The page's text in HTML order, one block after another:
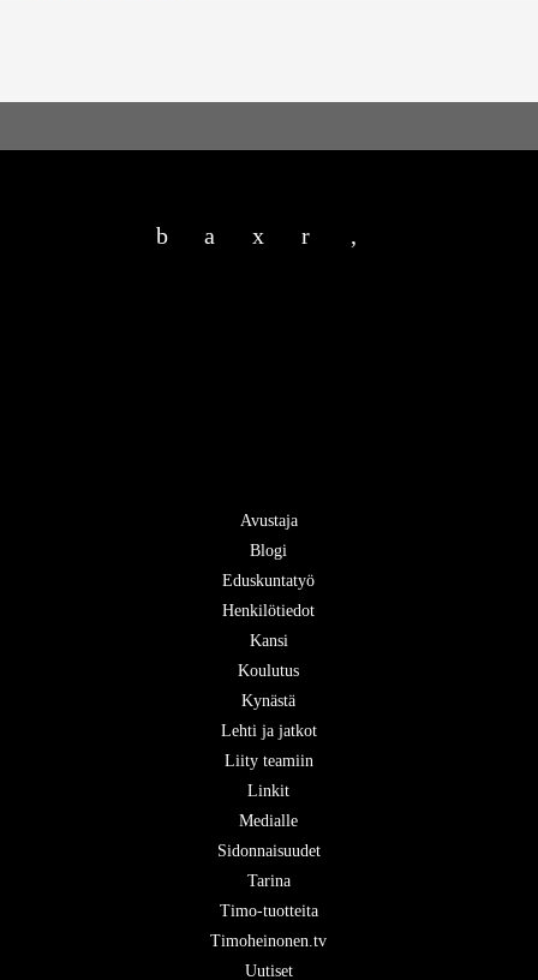
b a x r ,
Avustaja
Blogi
Eduskuntatyö
Henkilötiedot
Kansi
Koulutus
Kynästä
Lehti ja jatkot
Liity teamiin
Linkit
Medialle
Sidonnaisuudet
Tarina
Timo-tuotteita
Timoheinonen.tv
Uutiset